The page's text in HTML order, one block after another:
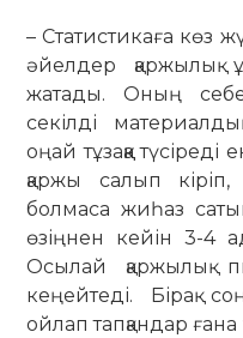
– Статистикаға көз
әйелдер қаржылық
жатады. Оның
секілді
оңай тұзаққа
қаржы салып
болмаса жиһаз
өзіңнен кейін 3-4
Осылай қаржылық
кеңейтеді. Бі­рақ
ойлап тап­қандар